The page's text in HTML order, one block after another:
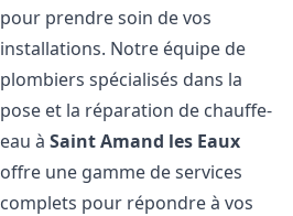
pour prendre soin de vos
installations. Notre équipe de
plombiers spécialisés dans la
pose et la réparation de chauffe-
eau àSaint Amand les Eaux
offre une gamme de services
complets pour répondre à vos